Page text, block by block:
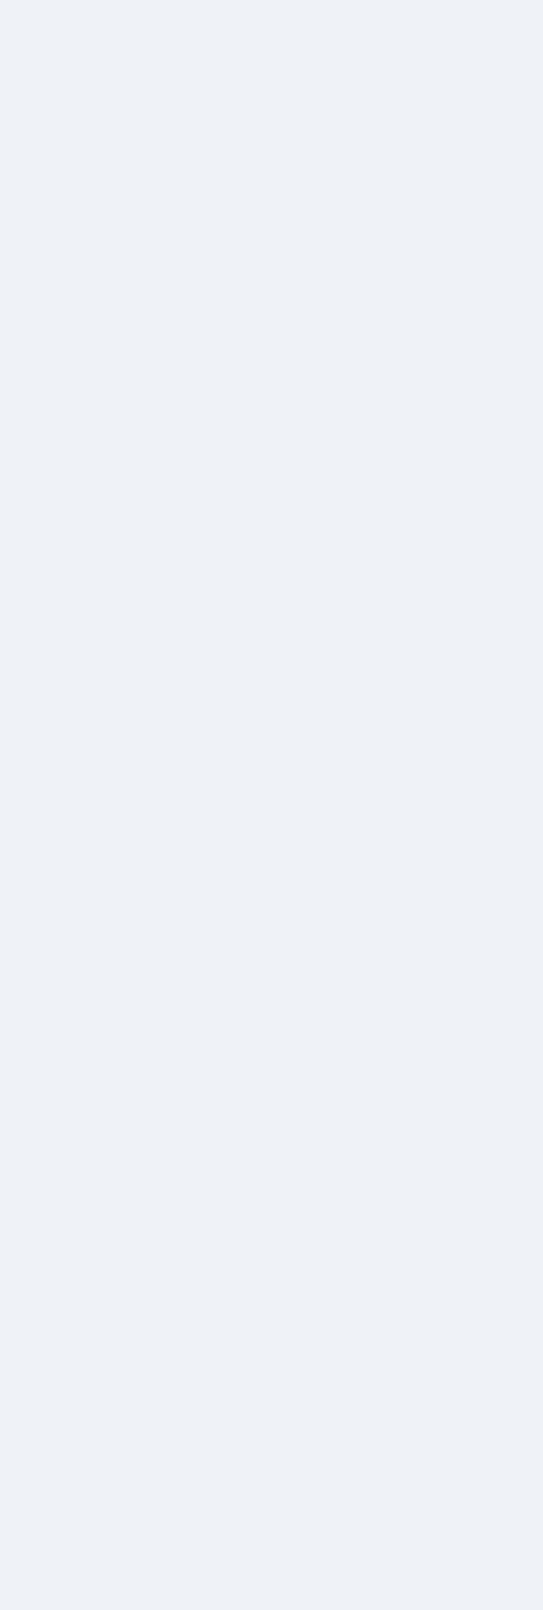
【ひろゆき】借金1億円あり
ムームードメイン 2月のおす
FRONTIER スーパーセール
英語が「聞こえる・分かる・
【海外ツアー完全ガイド】ア
梅干しを毎日食べたらどうな
ブルーベリーを毎日食べた
バナナを毎日食べたらどうな
かいまき（掻巻き）超完全ガ
【最新版】掛け布団の選び方“
【アシストステッパー】ハン